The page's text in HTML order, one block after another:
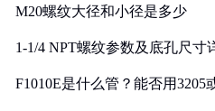
M20螺纹大径和小径是多少
1-1/4 NPT螺纹参数及底孔尺寸
F1010E是什么管？能否用3205